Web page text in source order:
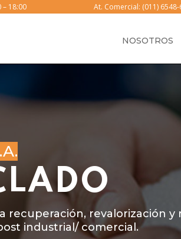
– 18:00 At. Comercial: (011)
NOSOTROS
recuperación, revalorización y
industrial/ comercial.